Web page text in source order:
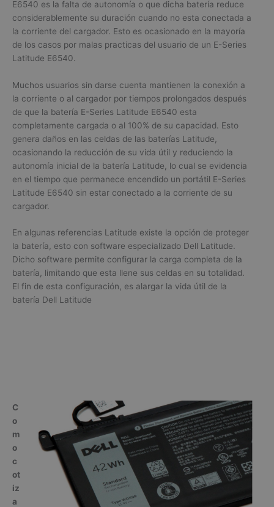
E6540 es la falta de autonomía o que dicha batería reduce
considerablemente su duración cuando no esta conectada a
la corriente del cargador. Esto es ocasionado en la mayoría
de los casos por malas practicas del usuario de un E-Series
Latitude E6540.
Muchos usuarios sin darse cuenta mantienen la conexión a
la corriente o al cargador por tiempos prolongados después
de que la batería E-Series Latitude E6540 esta
completamente cargada o al 100% de su capacidad. Esto
genera daños en las celdas de las baterías Latitude,
ocasionando la reducción de su vida útil y reduciendo la
autonomía inicial de la batería Latitude, lo cual se evidencia
en el tiempo que permanece encendido un portátil E-Series
Latitude E6540 sin estar conectado a la corriente de su
cargador.
En algunas referencias Latitude existe la opción de proteger
la batería, esto con software especializado Dell Latitude.
Dicho software permite configurar la carga completa de la
batería, limitando que esta llene sus celdas en su totalidad.
El fin de esta configuración, es alargar la vida útil de la
batería Dell Latitude
C
o
m
o
c
ot
iz
a